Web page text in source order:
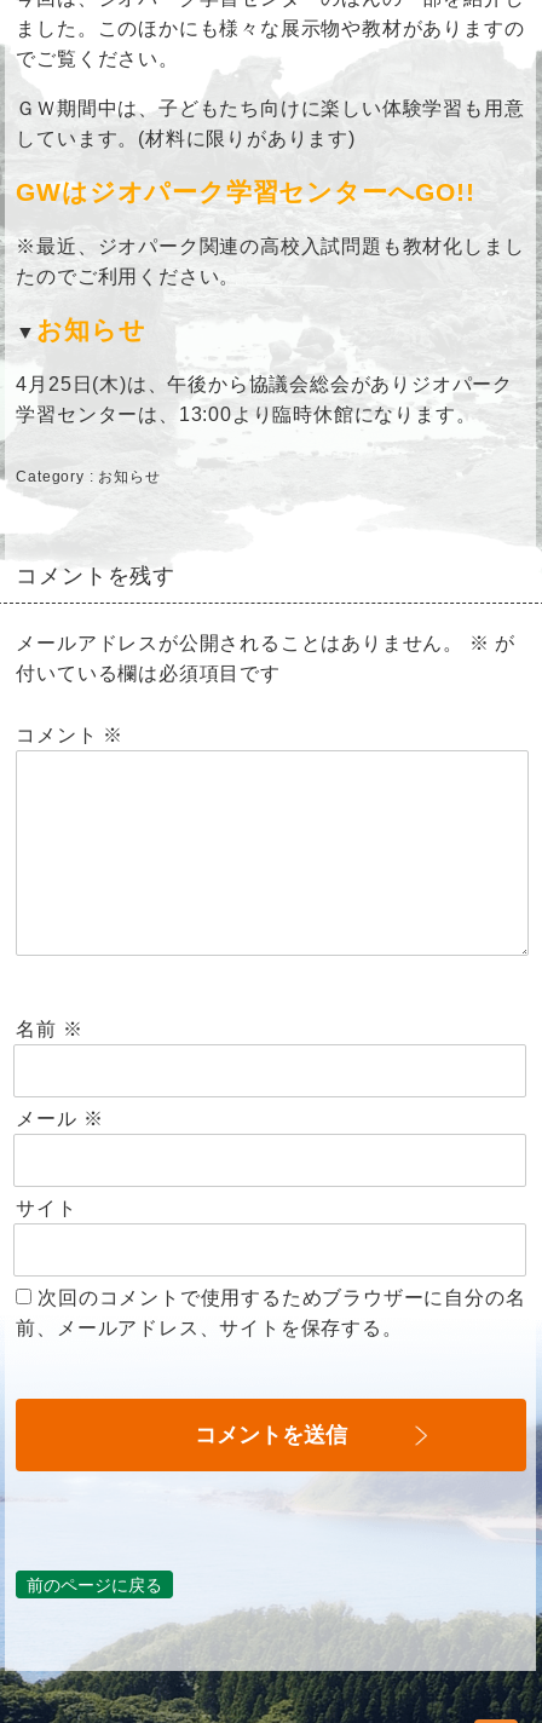
ました。このほかにも様々な展示物や教材がありますの
でご覧ください。
ＧＷ期間中は、子どもたち向けに楽しい体験学習も用意
しています。(材料に限りがあります)
GWはジオパーク学習センターへGO!!
※最近、ジオパーク関連の高校入試問題も教材化しまし
たのでご利用ください。
▼ お知らせ
4月25日(木)は、午後から協議会総会がありジオパーク
学習センターは、13:00より臨時休館になります。
Category : お知らせ
コメントを残す
メールアドレスが公開されることはありません。 ※ が
付いている欄は必須項目です
コメント ※
名前 ※
メール ※
サイト
次回のコメントで使用するためブラウザーに自分の名
前、メールアドレス、サイトを保存する。
前のページに戻る